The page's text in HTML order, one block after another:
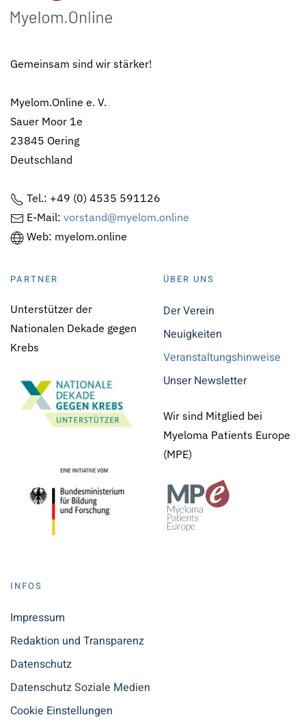
Gemeinsam sind wir stärker!
Myelom.Online e. V.
Sauer Moor 1e
23845 Oering
Deutschland
Tel.: +49 (0) 4535 591126
E-Mail: vorstand@myelom.online
Web: myelom.online
PARTNER
Unterstützer der
Nationalen Dekade gegen
Krebs
ÜBER UNS
Der Verein
Neuigkeiten
Veranstaltungshinweise
Unser Newsletter
Wir sind Mitglied bei
Myeloma Patients Europe
(MPE)
INFOS
Impressum
Redaktion und Transparenz
Datenschutz
Datenschutz Soziale Medien
Cookie Einstellungen